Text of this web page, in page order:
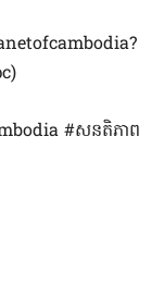
#សនតិភាព